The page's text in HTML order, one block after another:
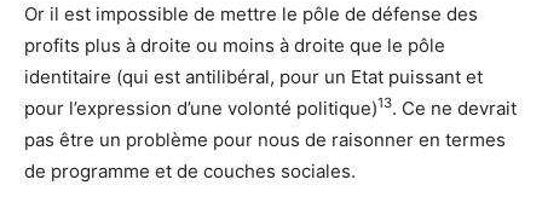
Or il est impossible de mettre le pôle de défense des
profits plus à droite ou moins à droite que le pôle
identitaire (qui est antilibéral, pour un Etat puissant et
pour l’expression d’une volonté politique)13. Ce ne devrait
pas être un problème pour nous de raisonner en termes
de programme et de couches sociales.